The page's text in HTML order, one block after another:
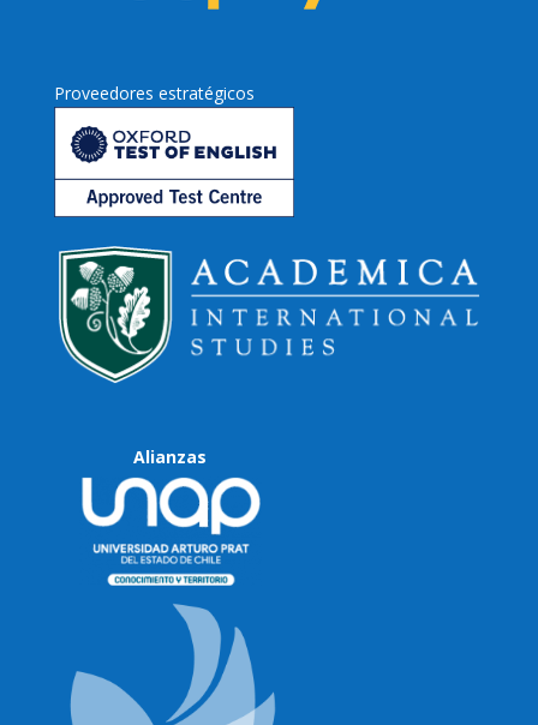
Proveedores estratégicos
Alianzas